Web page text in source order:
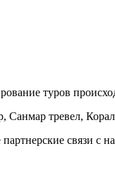
туров
тревел,
связи с